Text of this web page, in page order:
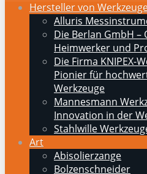
Hersteller von
Alluris
Die Berlan GmbH
Heimwerker und
Die Firma KNIPEX-
Pionier für
Werkzeuge
Mannesmann
Innovation in der
Stahlwille
Art
Abisolierzange
Bolzenschneider